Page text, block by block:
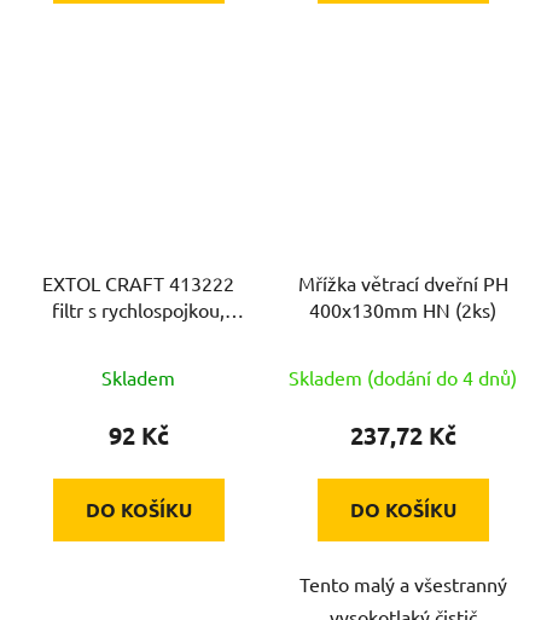
EXTOL CRAFT 413222
filtr s rychlospojkou,
Skladem
92 Kč
DO KOŠÍKU
Mřížka větrací dveřní PH
400x130mm HN (2ks)
Skladem (dodání do 4 dnů)
237,72 Kč
DO KOŠÍKU
Tento malý a všestranný